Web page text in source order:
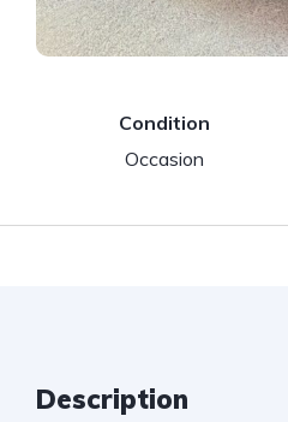
Condition
Occasion
Description